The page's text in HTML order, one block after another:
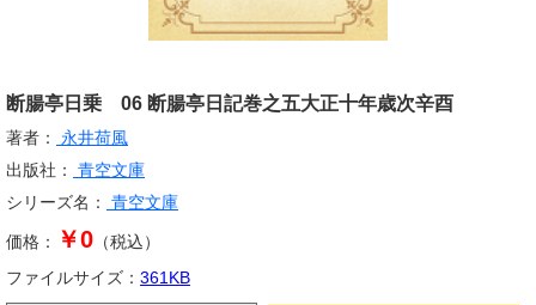
断腸亭日乗 06 断腸亭日記巻之五大正十年歳次辛酉
著者：
永井荷風
出版社：
青空文庫
シリーズ名：
青空文庫
価格： ￥0 （税込）
ファイルサイズ： 361 KB